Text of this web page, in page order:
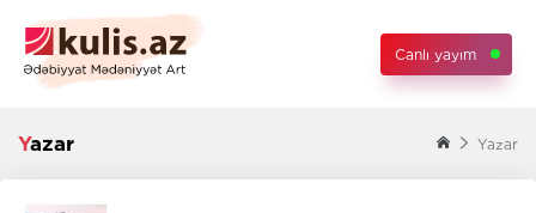
Canlı yayım
Yazar Yazar